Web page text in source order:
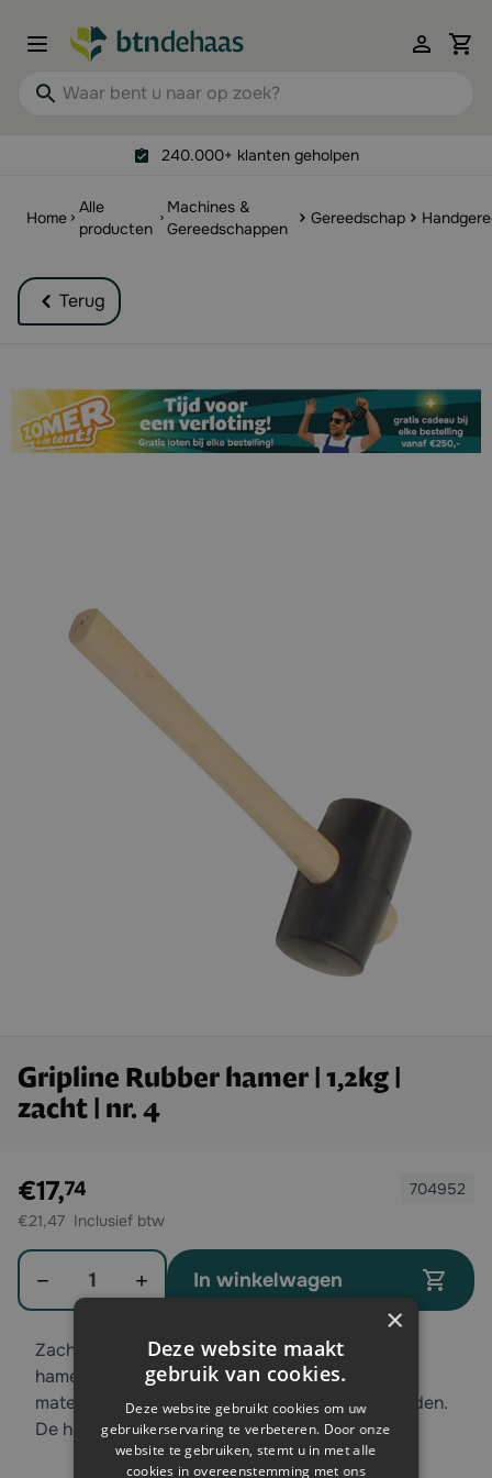
Waar bent u naar op zoek?
240.000+ klanten geholpen
Home
Alle
producten
Machines &
Gereedschappen
Gereedschap
Terug
Gripline Rubber hamer | 1,2kg |
zacht | nr. 4
Exclusief btw:
€17,74
€21,47
704952
Aantal
In winkelwagen
Zachte rubberen hamer! Deze Gripline rubber
hamer is een zachte hamer. Hierdoor wordt het
materiaal niet beschadigd tijdens werkzaamheden.
De hamer weegt 1,2 kilogram en is nummer 4.
×
Deze website maakt
gebruik van cookies.
Deze website gebruikt cookies om uw
gebruikerservaring te verbeteren. Door onze
website te gebruiken, stemt u in met alle
cookies in overeenstemming met ons